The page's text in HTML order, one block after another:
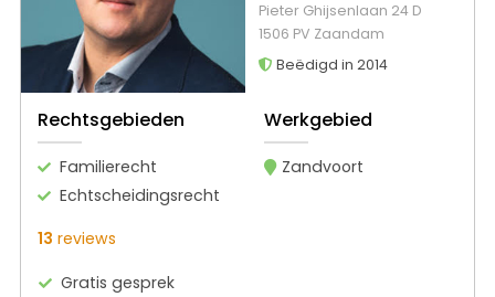
Pieter Ghijsenlaan 24 D
1506 PV Zaandam
Beëdigd in 2014
Rechtsgebieden
Familierecht
Echtscheidingsrecht
Werkgebied
Zandvoort
13 reviews
Gratis gesprek